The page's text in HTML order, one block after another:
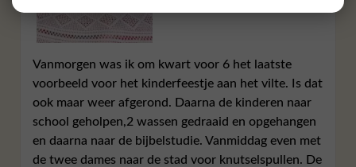
Vanmorgen was ik om kwart voor 6 het laatste
voorbeeld voor het kinderfeestje aan het vilte. Is dat
ook maar weer afgerond. Daarna de kinderen naar
school geholpen,2 wassen gedraaid en opgehangen
en daarna naar de bijbelstudie. Vanmiddag even met
de twee dames naar de stad voor knutselspullen. De